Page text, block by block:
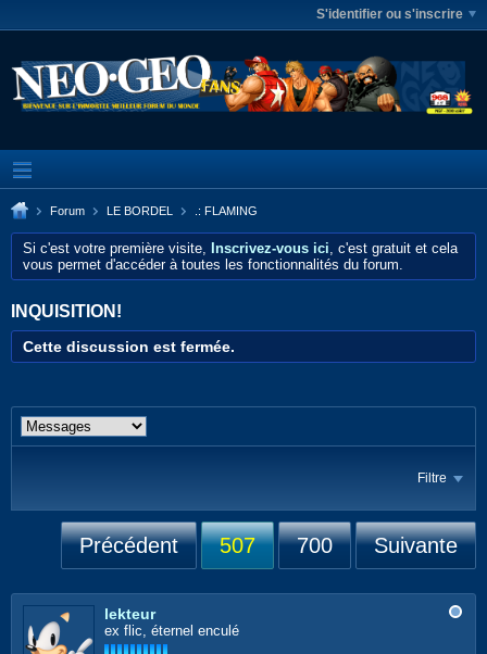
S'identifier ou s'inscrire
Forum LE BORDEL .: FLAMING
Si c'est votre première visite, Inscrivez-vous ici, c'est gratuit et cela
vous permet d'accéder à toutes les fonctionnalités du forum.
INQUISITION!
Cette discussion est fermée.
Filtre
Précédent 507 700 Suivante
lekteur
ex flic, éternel enculé